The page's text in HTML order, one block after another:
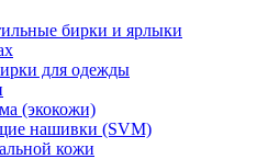
бирки и ярлыки
для одежды
(экокожи)
нашивки (SVM)
кожи